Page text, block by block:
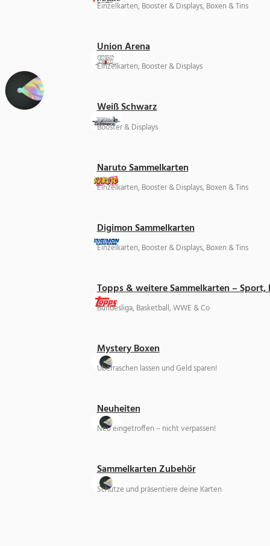
Einzelkarten, Booster & Displays, Boxen & Tins
Union Arena
Einzelkarten, Booster & Displays
Weiß Schwarz
Booster & Displays
Naruto Sammelkarten
Einzelkarten, Booster & Displays, Boxen & Tins
Digimon Sammelkarten
Einzelkarten, Booster & Displays, Boxen & Tins
Topps & weitere Sammelkarten –
Bundesliga, Basketball, WWE & Co
Mystery Boxen
Überraschen lassen und Geld sparen!
Neuheiten
Neu eingetroffen – nicht verpassen!
Sammelkarten Zubehör
Schütze und präsentiere deine Karten